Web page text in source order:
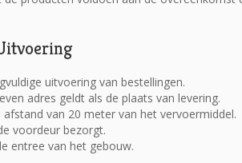
uitvoering van bestellingen.
adres geldt als de plaats van levering.
van 20 meter van het vervoermiddel.
voordeur bezorgt.
entree van het gebouw.